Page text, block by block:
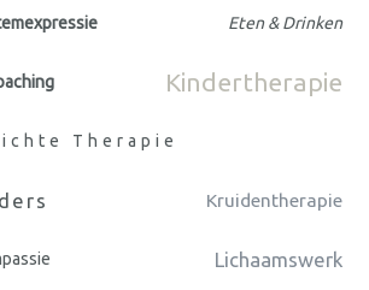
Eten & Drinken
Kindertherapie
Therapie
Kruidentherapie
Lichaamswerk